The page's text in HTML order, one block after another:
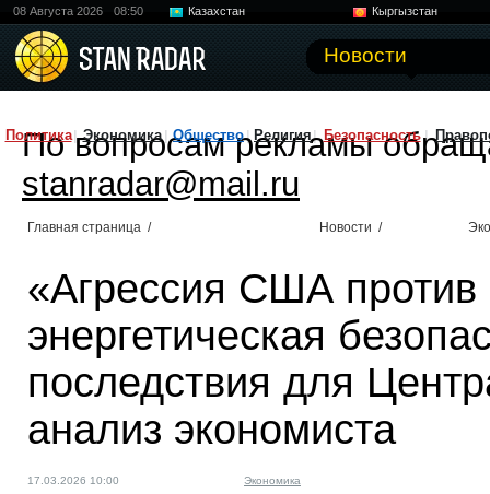
08 Августа 2026 08:50 Казахстан
Кыргызстан
Новости
Политика Экономика Общество Религия Безопасность
По вопросам рекламы
stanradar@mail.ru
Главная страница / Новости /
«Агрессия США
энергетическая
последствия для
анализ экономиста
17.03.2026 10:00 Экономика